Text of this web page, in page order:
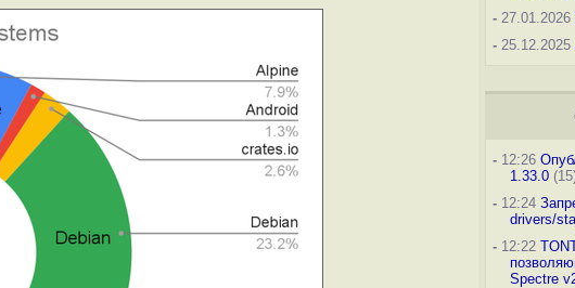
-27.01.2026
-25.12.2025
-12:26
1.33.0
-12:24
drivers/
-12:22
Spectre